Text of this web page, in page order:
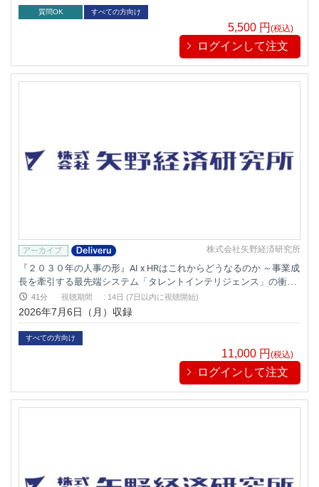
質問OK すべての方向け
5,500 円(税込)
ログインして注文
株式会社矢野経済研究所
『２０３０年の人事の形』AI x HRはこれからどうなるのか ～事業成
長を牽引する最先端システム「タレントインテリジェンス」の衝撃
とPoC実践～
41分 視聴期間 : 14日 (7日以内に視聴開始)
2026年7月6日（月）収録
すべての方向け
11,000 円(税込)
ログインして注文